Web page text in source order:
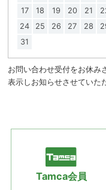
17
18 19 20 21
24
25 26 27 28
31
お問い合わせ受付をお休み
表示しお知らせさせていた
Tamca会員